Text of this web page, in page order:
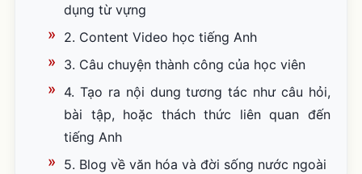
dụng từ vựng
2. Content Video học tiếng Anh
3. Câu chuyện thành công của học viên
4. Tạo ra nội dung tương tác như câu hỏi,
bài tập, hoặc thách thức liên quan đến
tiếng Anh
5. Blog về văn hóa và đời sống nước ngoài